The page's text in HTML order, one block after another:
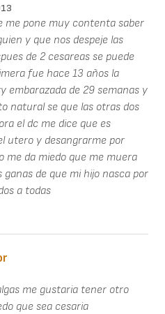
me pone muy contenta saber
y que nos despeje las
de 2 cesareas se puede
fue hace 13 años la
embarazada de 29 semanas y
natural se que las otras dos
el dc me dice que es
utero y desangrarme por
me da miedo que me muera
de que mi hijo nasca por
a todas
me gustaria tener otro
que sea cesaria